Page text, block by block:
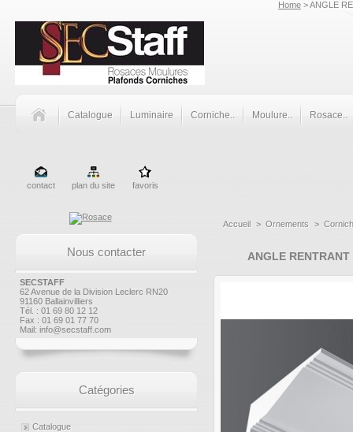
Home > ANGLE
Catalogue Luminaire Corniche.. Moulure.. Rosace..
contact plan du site favoris
Nous contacter
SECSTAFF
62 Avenue de la Division Leclerc RN20
91160 Ballainvilliers
Tél. : 01 69 80 12 12
Fax : 01 69 01 77 70
Mail: info@secstaff.com
Catégories
Catalogue
Accueil > Ornements >
ANGLE